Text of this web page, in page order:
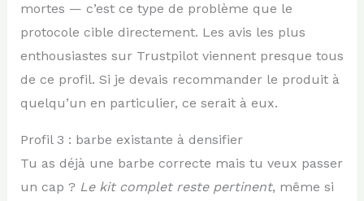
mortes — c’est ce type de problème que le
protocole cible directement. Les avis les plus
enthousiastes sur Trustpilot viennent presque tous
de ce profil. Si je devais recommander le produit à
quelqu’un en particulier, ce serait à eux.
Profil 3 : barbe existante à densifier
Tu as déjà une barbe correcte mais tu veux passer
un cap ? Le kit complet reste pertinent, même si